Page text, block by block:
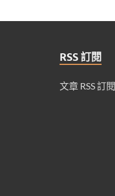
RSS 訂閱
文章 RSS 訂閱